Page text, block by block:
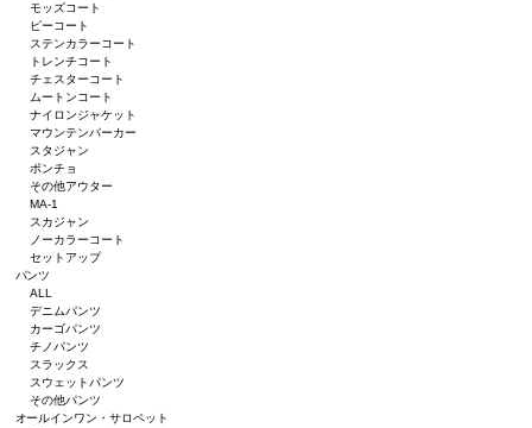
モッズコート
ピーコート
ステンカラーコート
トレンチコート
チェスターコート
ムートンコート
ナイロンジャケット
マウンテンパーカー
スタジャン
ポンチョ
その他アウター
MA-1
スカジャン
ノーカラーコート
セットアップ
パンツ
ALL
デニムパンツ
カーゴパンツ
チノパンツ
スラックス
スウェットパンツ
その他パンツ
オールインワン・サロペット